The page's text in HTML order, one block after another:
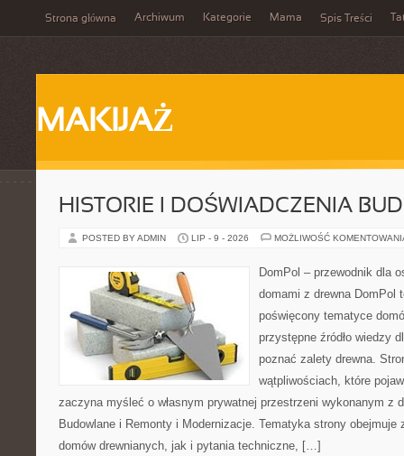
Strona główna Archiwum Kategorie Mama Spis Treści
MAKIJAŻ
HISTORIE I DOŚWIADCZENIA
POSTED BY ADMIN LIP - 9 - 2026 MOŻLIWOŚĆ
DomPol – przewodnik dla
domami z drewna DomPol
poświęcony tematyce
przystępne źródło wiedzy
poznać zalety drewna.
wątpliwościach, które
zaczyna myśleć o własnym prywatnej przestrzeni wykonanym z
Budowlane i Remonty i Modernizacje. Tematyka strony obejmuje
domów drewnianych, jak i pytania techniczne, […]